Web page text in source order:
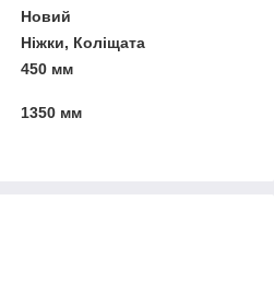
Новий
Ніжки, Коліщата
450 мм
1350 мм